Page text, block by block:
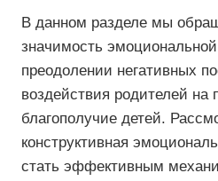
В данном разделе мы
значимость
преодолении негативных
воздействия родителей на
благополучие детей.
конструктивная
стать эффективным